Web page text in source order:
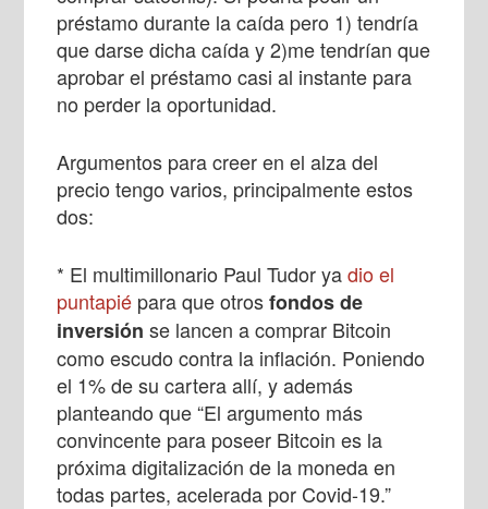
préstamo durante la caída pero 1) tendría
que darse dicha caída y 2)me tendrían que
aprobar el préstamo casi al instante para
no perder la oportunidad.
Argumentos para creer en el alza del
precio tengo varios, principalmente estos
dos:
* El multimillonario Paul Tudor yadio el
puntapié para que otrosfondos de
inversión se lancen a comprar Bitcoin
como escudo contra la inflación. Poniendo
el 1% de su cartera allí, y además
planteando que “El argumento más
convincente para poseer Bitcoin es la
próxima digitalización de la moneda en
todas partes, acelerada por Covid-19.”